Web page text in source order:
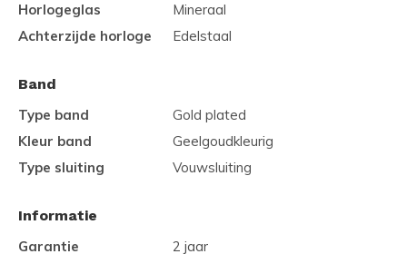
Horlogeglas
Mineraal
Achterzijde horloge
Edelstaal
Band
Type band
Gold plated
Kleur band
Geelgoudkleurig
Type sluiting
Vouwsluiting
Informatie
Garantie
2 jaar